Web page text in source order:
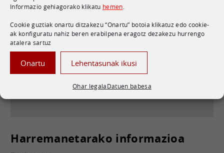
Informazio gehiagorako klikatu hemen
Cookie guztiak onartu ditzakezu “Onartu” botoia klikatuz edo cookie-
ak konfiguratu nahiz beren erabilpena eragotz dezakezu hurrengo
atalera sartuz
Onartu Lehentasunak ikusi
Ohar legalaDatuen babesa
(20600) Eibar - Gipuzkoa
Mapa ikusi Googlen
Harremanetarako informazioa